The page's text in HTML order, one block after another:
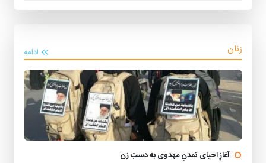
زنان ادامه
آغازِ احیای تمدنِ مهدوی به دستِ زن